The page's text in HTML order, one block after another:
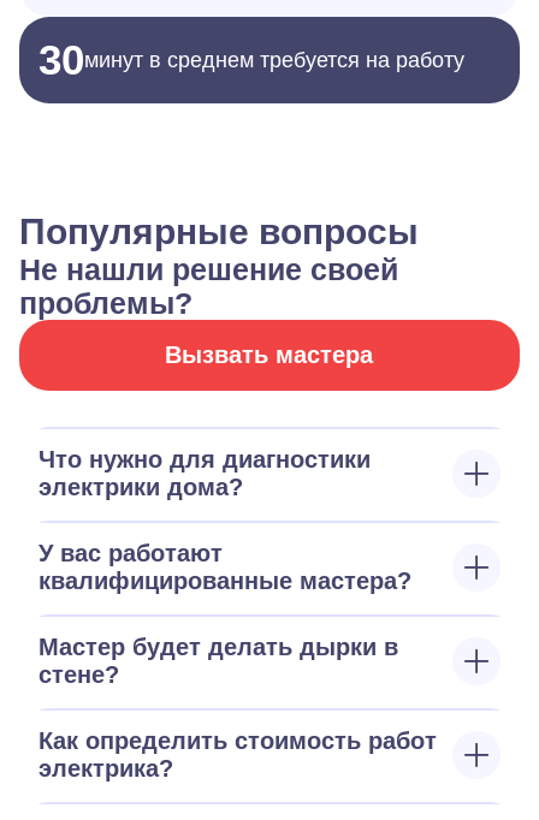
30минут в среднем требуется на работу
Популярные вопросы
Не нашли решение своей
проблемы?
Вызвать мастера
Что нужно для диагностики
электрики дома?
У вас работают
квалифицированные мастера?
Мастер будет делать дырки в
стене?
Как определить стоимость работ
электрика?